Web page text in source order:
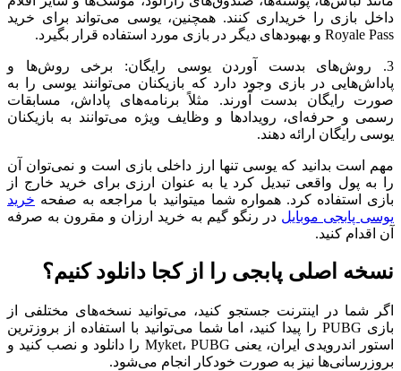
داخل بازی را خریداری کنند. همچنین، یوسی می‌تواند برای خرید
Royale Pass و بهبودهای دیگر در بازی مورد استفاده قرار بگیرد.
3. روش‌های بدست آوردن یوسی رایگان: برخی روش‌ها و
پاداش‌هایی در بازی وجود دارد که بازیکنان می‌توانند یوسی را به
صورت رایگان بدست آورند. مثلاً برنامه‌های پاداش، مسابقات
رسمی و حرفه‌ای، رویدادها و وظایف ویژه می‌توانند به بازیکنان
یوسی رایگان ارائه دهند.
مهم است بدانید که یوسی تنها ارز داخلی بازی است و نمی‌توان آن
را به پول واقعی تبدیل کرد یا به عنوان ارزی برای خرید خارج از
بازی استفاده کرد. همواره شما میتوانید با مراجعه به صفحه خرید
یوسی پابجی موبایل در رنگو گیم به خرید ارزان و مقرون به صرفه
آن اقدام کنید.
نسخه اصلی پابجی را از کجا دانلود کنیم؟
اگر شما در اینترنت جستجو کنید، می‌توانید نسخه‌های مختلفی از
بازی PUBG را پیدا کنید، اما شما می‌توانید با استفاده از بروزترین
استور اندرویدی ایران، یعنی Myket، PUBG را دانلود و نصب کنید و
بروزرسانی‌ها نیز به صورت خودکار انجام می‌شود.